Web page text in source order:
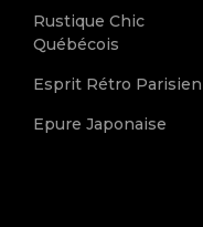
Rustique Chic
Québécois
Esprit Rétro Parisien
Epure Japonaise